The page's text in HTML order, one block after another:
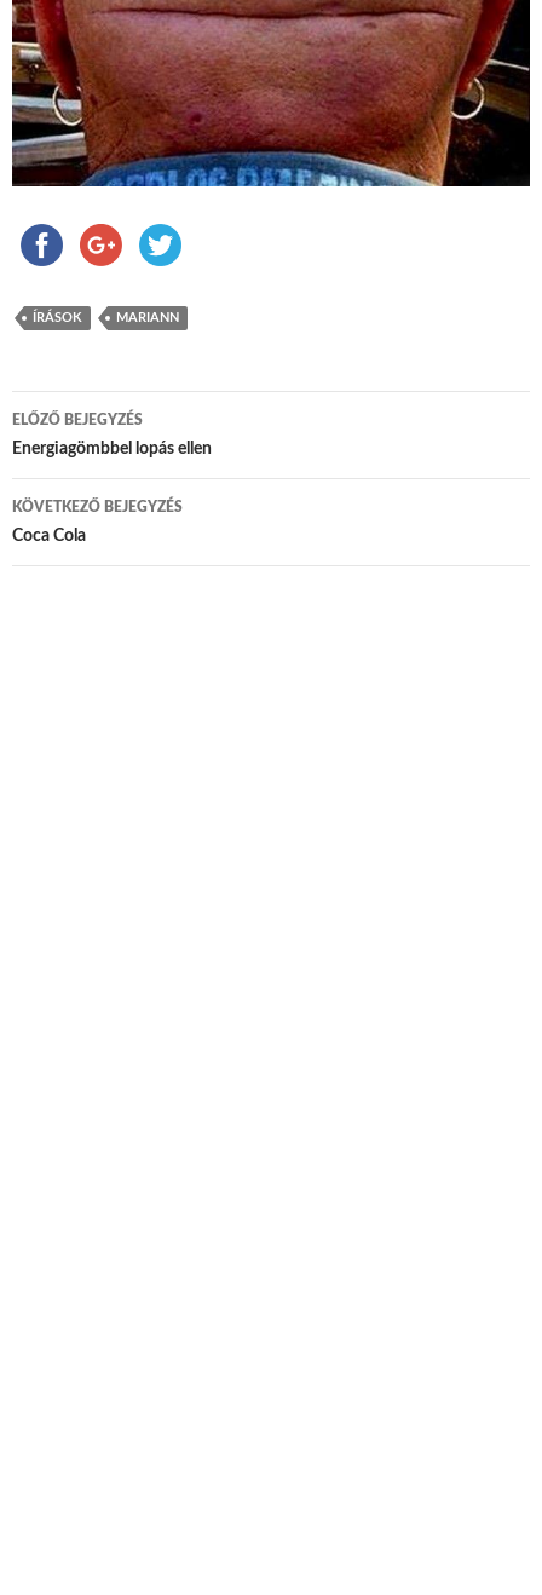
ÍRÁSOK MARIANN
Bejegyzés navigáció
ELŐZŐ BEJEGYZÉS
Energiagömbbel lopás ellen
KÖVETKEZŐ BEJEGYZÉS
Coca Cola